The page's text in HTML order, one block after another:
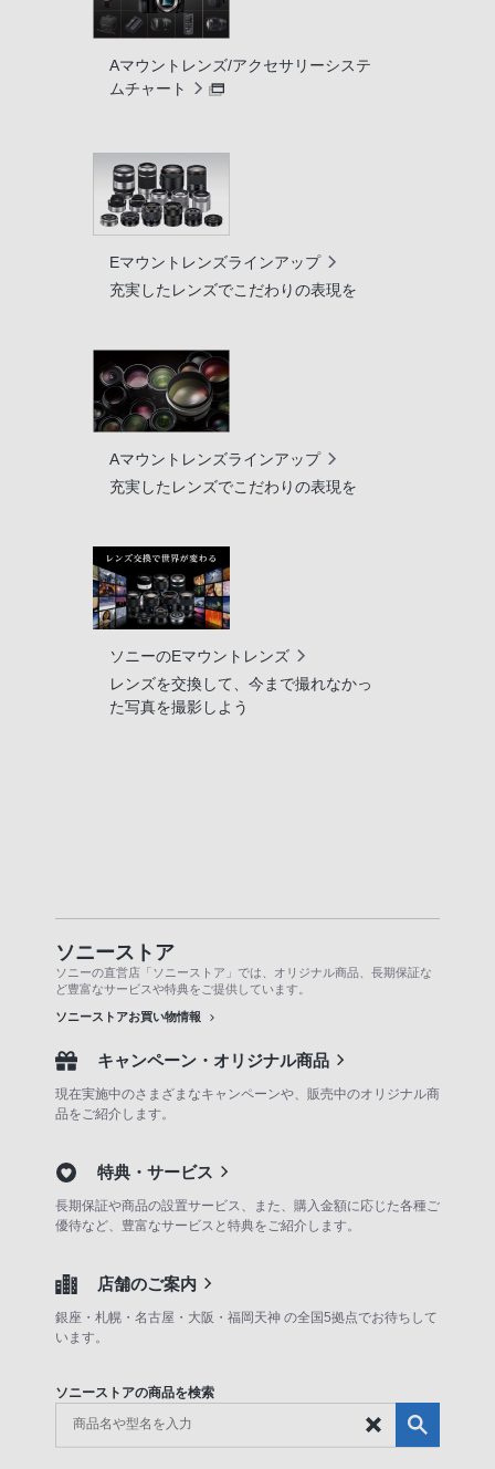
Aマウントレンズ/アクセサリーシステ
ムチャート
Eマウントレンズラインアップ
充実したレンズでこだわりの表現を
Aマウントレンズラインアップ
充実したレンズでこだわりの表現を
ソニーのEマウントレンズ
レンズを交換して、今まで撮れなかっ
た写真を撮影しよう
ソニーストア
ソニーの直営店「ソニーストア」では、オリジナル商品、長期保証な
ど豊富なサービスや特典をご提供しています。
ソニーストアお買い物情報
キャンペーン・オリジナル商品
現在実施中のさまざまなキャンペーンや、販売中のオリジナル商
品をご紹介します。
特典・サービス
長期保証や商品の設置サービス、また、購入金額に応じた各種ご
優待など、豊富なサービスと特典をご紹介します。
店舗のご案内
銀座・札幌・名古屋・大阪・福岡天神 の全国5拠点でお待ちして
います。
ソニーストアの商品を検索